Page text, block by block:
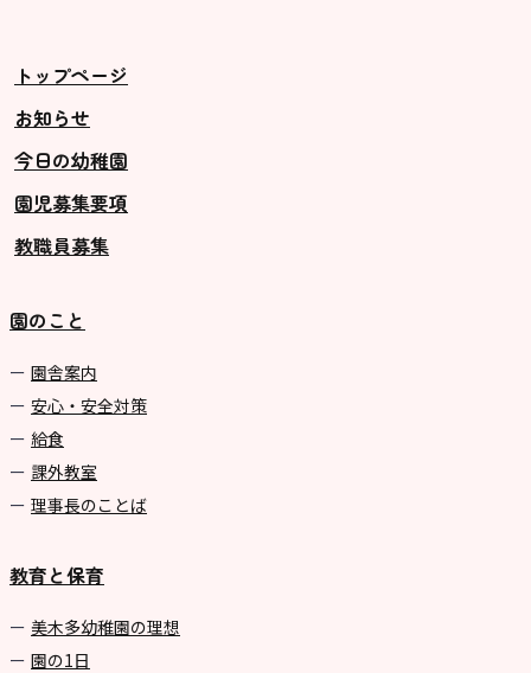
トップページ
お知らせ
今日の幼稚園
園児募集要項
教職員募集
園のこと
園舎案内
安心・安全対策
給食
課外教室
理事長のことば
教育と保育
美⽊多幼稚園の理想
園の1⽇
美⽊多チコスについて
未就園児クラス
0歳親子登園［マカロンクラス ]
1歳・2歳親子登園［マリポサクラ
2歳児ひとり登園［ゆず組 ]
グループ施設・
関係先リンク
学校法⼈鴨⾕学園 鳳幼稚園
学校法⼈諏訪森学園 諏訪森幼稚
⼤阪府私⽴幼稚園連盟
社会福祉法人野田福祉会